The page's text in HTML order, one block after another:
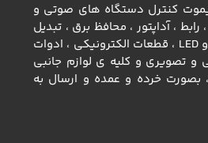
كنترل دستگاه های صوتی و
، آداپتور ، محافظ برق ، تبديل
، آنتن ، پايه براكت LCD و LED ، قطعات الكترونيكي ، ادوات
تصويري و كليه ي لوازم جانبي
بصورت خرده و عمده و ارسال به